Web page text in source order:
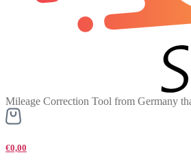
Mileage Correction Tool from Germany
€0,00